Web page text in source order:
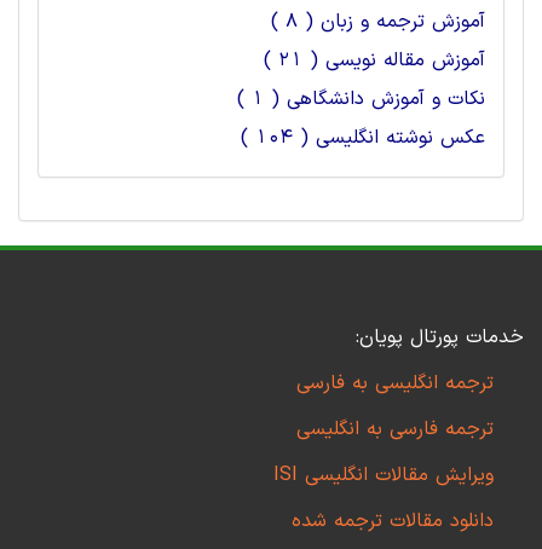
آموزش ترجمه و زبان ( 8 )
آموزش مقاله نویسی ( 21 )
نکات و آموزش دانشگاهی ( 1 )
عکس نوشته انگلیسی ( 104 )
خدمات پورتال پویان:
ترجمه انگلیسی به فارسی
ترجمه فارسی به انگلیسی
ویرایش مقالات انگلیسی ISI
دانلود مقالات ترجمه شده